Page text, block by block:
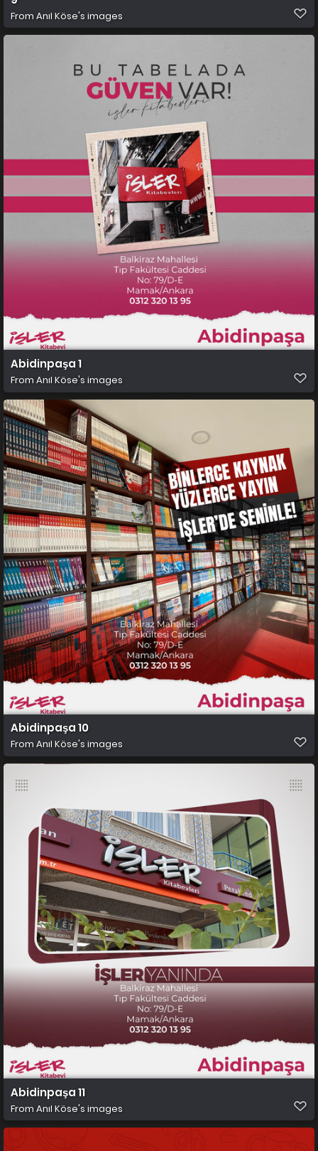
From Anıl Köse's images
Abidinpaşa 1
From Anıl Köse's images
Abidinpaşa 10
From Anıl Köse's images
Abidinpaşa 11
From Anıl Köse's images